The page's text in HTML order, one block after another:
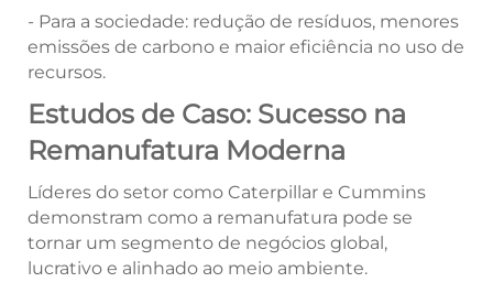
- Para a sociedade: redução de resíduos, menores
emissões de carbono e maior eficiência no uso de
recursos.
Estudos de Caso: Sucesso na
Remanufatura Moderna
Líderes do setor como Caterpillar e Cummins
demonstram como a remanufatura pode se
tornar um segmento de negócios global,
lucrativo e alinhado ao meio ambiente.